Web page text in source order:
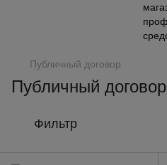
Публичный договор
Публичный договор
Фильтр